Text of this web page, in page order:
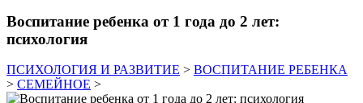
Воспитание ребенка от 1 года до 2 лет:
психология
ПСИХОЛОГИЯ И РАЗВИТИЕ > ВОСПИТАНИЕ РЕБЕНКА
> СЕМЕЙНОЕ >